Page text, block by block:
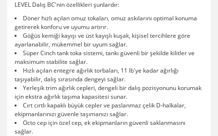
LEVEL Dalış BC'nin özellikleri şunlardır:
Döner hızlı açılan omuz tokaları, omuz askılarını optimal konuma
getirerek konforu ve uyumu artırır.
Göğüs kemiği kayışı ve üst kayışlı kuşak, kişisel tercihlere göre
ayarlanabilir, mükemmel bir uyum sağlar.
Süper Cinch tank toka sistemi, tankı güvenli bir şekilde kilitler ve
maksimum stabilite sağlar.
Hızlı açılan entegre ağırlık torbaları, 11 lb'ye kadar ağırlığı
taşıyabilir, dalış sırasında dengeyi sağlar.
Yerleşik trim ağırlık cepleri, dengeli bir dalış pozisyonunu korumak
için ekstra ağırlık taşıma kapasitesi sunar.
Cırt cırtlı kapaklı büyük cepler ve paslanmaz çelik D-halkalar,
ekipmanlarınızı güvenle taşımanızı sağlar.
Octo cep için özel cep, ek ekipmanların güvenli saklanmasını
sağlar.